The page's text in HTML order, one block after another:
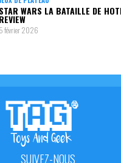
STAR WARS LA BATAILLE DE
REVIEW
5 février 2026
SUIVEZ-NOUS